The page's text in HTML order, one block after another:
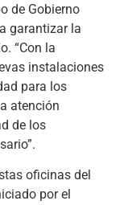
de Gobierno
garantizar la
“Con la
instalaciones
para los
atención
de los
oficinas del
por el